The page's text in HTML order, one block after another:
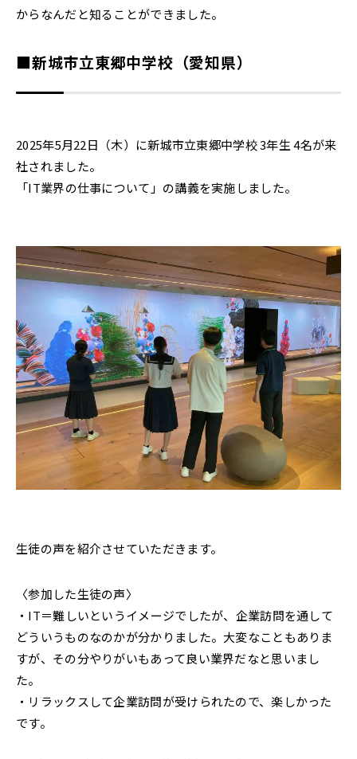
からなんだと知ることができました。
■新城市立東郷中学校（愛知県）
2025年5月22日（木）に新城市立東郷中学校 3年生 4名が来
社されました。
「IT業界の仕事について」の講義を実施しました。
生徒の声を紹介させていただきます。
〈参加した生徒の声〉
・IT＝難しいというイメージでしたが、企業訪問を通して
どういうものなのかが分かりました。大変なこともありま
すが、その分やりがいもあって良い業界だなと思いまし
た。
・リラックスして企業訪問が受けられたので、楽しかった
です。